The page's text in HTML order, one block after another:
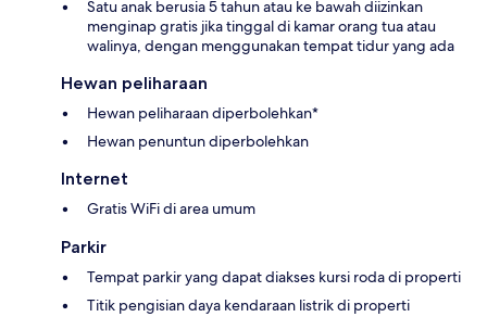
Satu anak berusia 5 tahun atau ke bawah diizinkan
menginap gratis jika tinggal di kamar orang tua atau
walinya, dengan menggunakan tempat tidur yang ada
Hewan peliharaan
Hewan peliharaan diperbolehkan*
Hewan penuntun diperbolehkan
Internet
Gratis WiFi di area umum
Parkir
Tempat parkir yang dapat diakses kursi roda di properti
Titik pengisian daya kendaraan listrik di properti